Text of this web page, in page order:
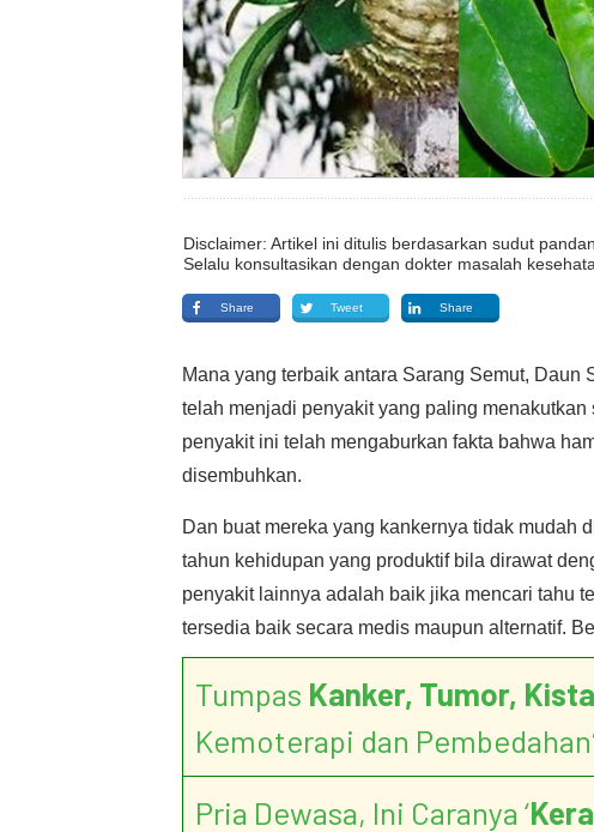
Disclaimer: Artikel ini ditulis berdasarkan sudut
Selalu konsultasikan dengan dokter masalah
Share Tweet Share
Mana yang terbaik antara Sarang Semut, Daun
telah menjadi penyakit yang paling
penyakit ini telah mengaburkan fakta bahwa
disembuhkan.
Dan buat mereka yang kankernya tidak mudah
tahun kehidupan yang produktif bila dirawat
penyakit lainnya adalah baik jika mencari tahu
tersedia baik secara medis maupun alternatif.
Tumpas Kanker, Tumor, Kista
Kemoterapi dan
Pria Dewasa, Ini Caranya ‘